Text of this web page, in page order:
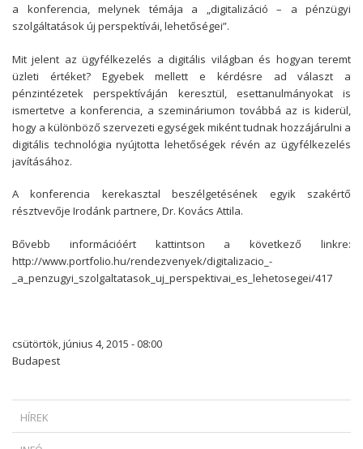
a konferencia, melynek témája a „digitalizáció – a pénzügyi
szolgáltatások új perspektívái, lehetőségei”.
Mit jelent az ügyfélkezelés a digitális világban és hogyan teremt
üzleti értéket? Egyebek mellett e kérdésre ad választ a
pénzintézetek perspektíváján keresztül, esettanulmányokat is
ismertetve a konferencia, a szemináriumon továbbá az is kiderül,
hogy a különböző szervezeti egységek miként tudnak hozzájárulni a
digitális technológia nyújtotta lehetőségek révén az ügyfélkezelés
javításához.
A konferencia kerekasztal beszélgetésének egyik szakértő
résztvevője Irodánk partnere, Dr. Kovács Attila.
Bővebb információért kattintson a következő linkre:
http://www.portfolio.hu/rendezvenyek/digitalizacio_-
_a_penzugyi_szolgaltatasok_uj_perspektivai_es_lehetosegei/417
csütörtök, június 4, 2015 - 08:00
Budapest
HÍREK